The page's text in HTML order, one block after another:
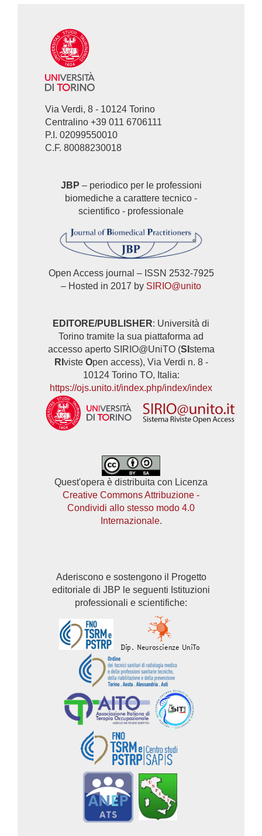
Via Verdi, 8 - 10124 Torino
Centralino +39 011 6706111
P.I. 02099550010
C.F. 80088230018
JBP – periodico per le professioni
biomediche a carattere tecnico -
scientifico - professionale
Open Access journal – ISSN 2532-7925
– Hosted in 2017 by SIRIO@unito
EDITORE/PUBLISHER: Università di
Torino tramite la sua piattaforma ad
accesso aperto SIRIO@UniTO (SI stema
RI viste Open access), Via Verdi n. 8 -
10124 Torino TO, Italia:
https://ojs.unito.it/index.php/index/index
Quest'opera è distribuita con Licenza
Creative Commons Attribuzione -
Condividi allo stesso modo 4.0
Internazionale.
Aderiscono e sostengono il Progetto
editoriale di JBP le seguenti Istituzioni
professionali e scientifiche: